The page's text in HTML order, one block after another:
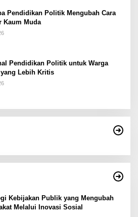
Pendidikan Politik Mengubah Cara
Kaum Muda
Pendidikan Politik untuk Warga
yang Lebih Kritis
Kebijakan Publik yang Mengubah
Melalui Inovasi Sosial